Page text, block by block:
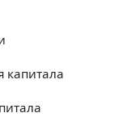
капитала